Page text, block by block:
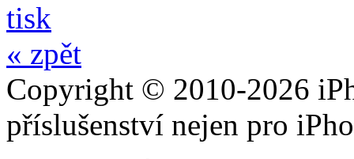
tisk
« zpět
Copyright © 2010-2026
příslušenství nejen pro